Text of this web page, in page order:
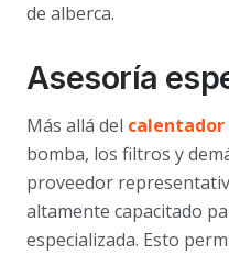
de alberca.
Asesoría
Más allá del calentador
bomba, los filtros y
proveedor
altamente capacitado
especializada. Esto